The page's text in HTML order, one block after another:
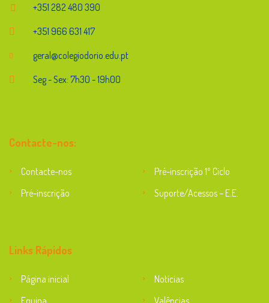
+351 282 480 390
+351 966 631 417
geral@colegiodorio.edu.pt
Seg - Sex: 7h30 - 19h00
Contacte-nos:
Contacte-nos
Pré-inscrição 1º Ciclo
Pré-inscrição
Suporte/Acessos – E.E.
Links Rápidos
Página inicial
Notícias
Equipa
Valências